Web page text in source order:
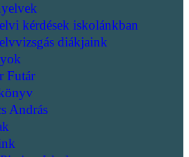
kérdések iskolánkban
diákjaink
Futár
András